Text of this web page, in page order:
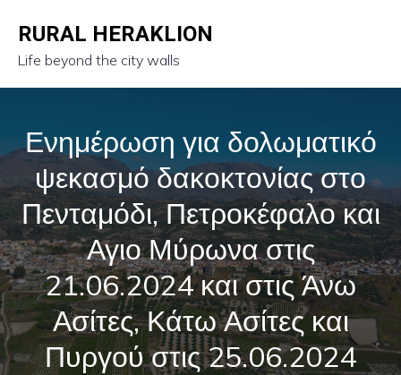
RURAL HERAKLION
Life beyond the city walls
Ενημέρωση για δολωματικό
ψεκασμό δακοκτονίας στο
Πενταμόδι, Πετροκέφαλο και
Αγιο Μύρωνα στις
21.06.2024 και στις Άνω
Ασίτες, Κάτω Ασίτες και
Πυργού στις 25.06.2024